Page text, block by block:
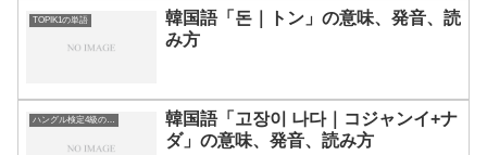
TOPIK1の単語
韓国語「돈｜トン」の意味、発音、読
み方
ハングル検定4級の単語
韓国語「고장이 나다｜コジャンイ+ナ
ダ」の意味、発音、読み方